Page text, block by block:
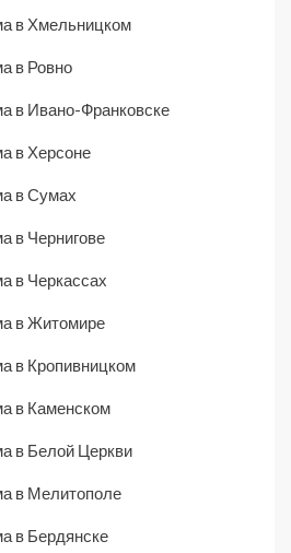
в Хмельницком
в Ровно
в Ивано-Франковске
в Херсоне
в Сумах
в Чернигове
в Черкассах
в Житомире
в Кропивницком
в Каменском
в Белой Церкви
в Мелитополе
в Бердянске